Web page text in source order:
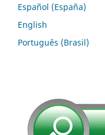
Español (España)
English
Português (Brasil)